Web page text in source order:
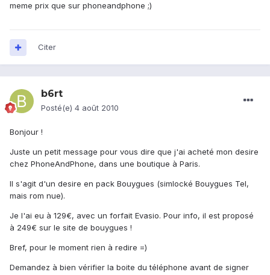
meme prix que sur phoneandphone ;)
Citer
b6rt
Posté(e) 4 août 2010
Bonjour !
Juste un petit message pour vous dire que j'ai acheté mon desire
chez PhoneAndPhone, dans une boutique à Paris.
Il s'agit d'un desire en pack Bouygues (simlocké Bouygues Tel,
mais rom nue).
Je l'ai eu à 129€, avec un forfait Evasio. Pour info, il est proposé
à 249€ sur le site de bouygues !
Bref, pour le moment rien à redire =)
Demandez à bien vérifier la boite du téléphone avant de signer